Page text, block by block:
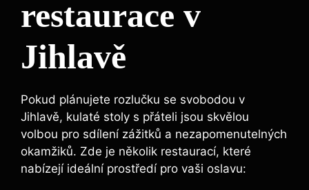
restaurace v
Jihlavě
Pokud plánujete rozlučku se svobodou v
Jihlavě, kulaté stoly s přáteli jsou skvělou
volbou pro sdílení zážitků a nezapomenutelných
okamžiků. Zde je několik restaurací, které
nabízejí ideální prostředí pro vaši oslavu: